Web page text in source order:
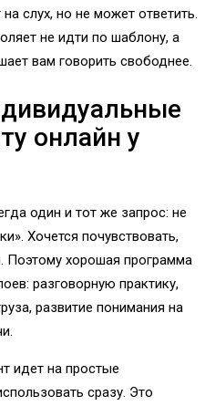
слух, но не может ответить.
не идти по шаблону, а
вам говорить свободнее.
онлайн у
один и тот же запрос: не
Хочется почувствовать,
Поэтому хорошая программа
разговорную практику,
развитие понимания на
идет на простые
сразу. Это